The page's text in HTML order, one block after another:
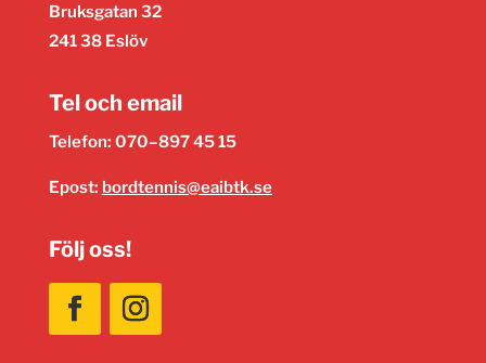
Bruksgatan 32
241 38 Eslöv
Tel och email
Telefon: 070–897 45 15
Epost: bordtennis@eaibtk.se
Följ oss!